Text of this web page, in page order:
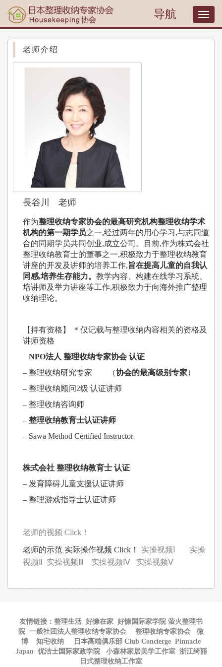
导航
T
o
老师介绍
長谷川 老师
作为整理收纳专家协会的最高研究机构整理收纳学术
机构的第一期学员之一,经过两年的用心学习,与志同道
合的同期学员共同创业,成立公司。目前,作为株式会社
整理收纳教育士的董事之一,积极致力于整理收纳教育
讲座的开发及讲师的培养工作,旨在提高儿童的自我认
同感,培养生存能力。 教学内容、构建在线学习系統、
培讲师及举力讲座等工作,积极致力于向海外推广整理
收纳理论。
【持有资格】 ＊仅记载与整理收纳内容相关的资格及
讲师资格
NPO法人 整理收纳专家协会 认证
– 整理收纳研究专家
（协会的最高级别专家）
– 整理收纳顾问2级 认证讲师
– 整理收纳咨询师
– 整理收纳教育士认证讲师
– Sawa Method Certified Instructor
株式会社 整理收纳教育士 认证
– 发育障碍儿童支援认证讲师
– 整理游戏指导士认证讲师
老师的视频 Click！
老师的示范 实际操作视频 Click！ 实操视频Ⅰ
实操
视频Ⅱ
实操视频Ⅲ 实操视频Ⅳ 实操视频Ⅴ
友情链接： 整理生活 好慷在家 好慷国际家学院 萤火整理书
院 一般社团法人整理收纳专家协会 整理收纳专家协会
微
博
知宅收纳 日本高端俱乐部 Club Concierge Pinnacle
Japan 优洁士国际家政学院 小森林家居美学工作室 浙江绮丽
日式整理收纳工作室